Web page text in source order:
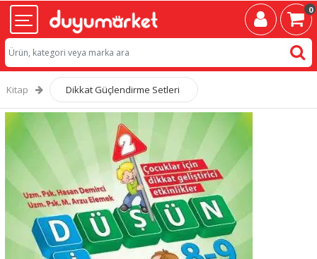
0
Kitap Dikkat Güçlendirme Setleri